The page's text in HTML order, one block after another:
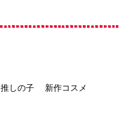
推しの子 新作コスメ